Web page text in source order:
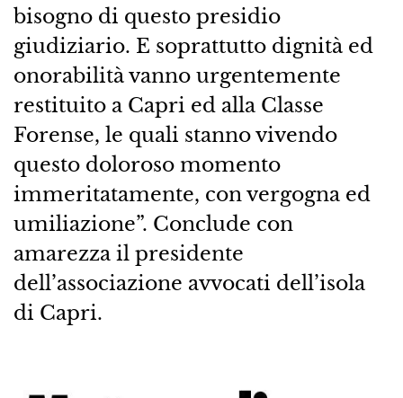
bisogno di questo presidio
giudiziario. E soprattutto dignità ed
onorabilità vanno urgentemente
restituito a Capri ed alla Classe
Forense, le quali stanno vivendo
questo doloroso momento
immeritatamente, con vergogna ed
umiliazione”. Conclude con
amarezza il presidente
dell’associazione avvocati dell’isola
di Capri.